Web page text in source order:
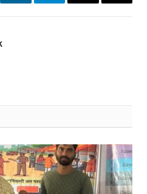
LinkedInTelegramEmail
Copy